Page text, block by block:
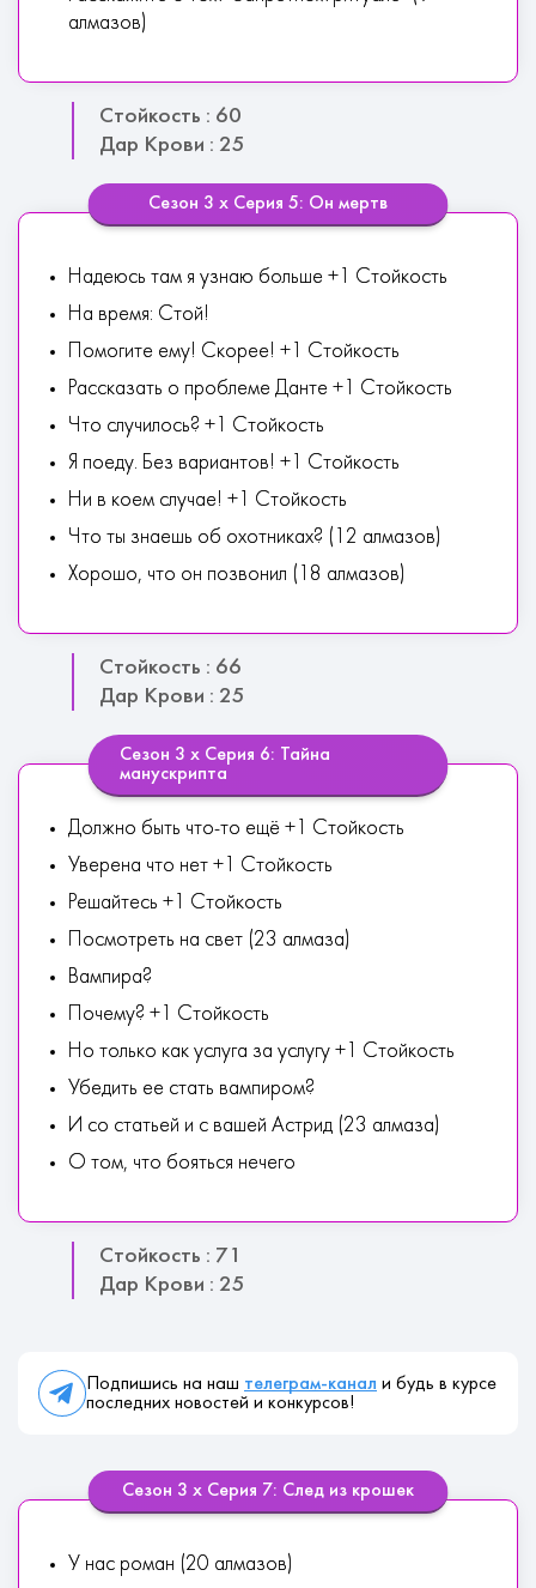
алмазов)
Стойкость : 60
Дар Крови : 25
Сезон 3 х Серия 5: Он мертв
Надеюсь там я узнаю больше +1 Стойкость
На время: Стой!
Помогите ему! Скорее! +1 Стойкость
Рассказать о проблеме Данте +1 Стойкость
Что случилось? +1 Стойкость
Я поеду. Без вариантов! +1 Стойкость
Ни в коем случае! +1 Стойкость
Что ты знаешь об охотниках? (12 алмазов)
Хорошо, что он позвонил (18 алмазов)
Стойкость : 66
Дар Крови : 25
Сезон 3 х Серия 6: Тайна
манускрипта
Должно быть что-то ещё +1 Стойкость
Уверена что нет +1 Стойкость
Решайтесь +1 Стойкость
Посмотреть на свет (23 алмаза)
Вампира?
Почему? +1 Стойкость
Но только как услуга за услугу +1 Стойкость
Убедить ее стать вампиром?
И со статьей и с вашей Астрид (23 алмаза)
О том, что бояться нечего
Стойкость : 71
Дар Крови : 25
Подпишись на наш телеграм-канал и будь в курсе
последних новостей и конкурсов!
Сезон 3 х Серия 7: След из крошек
У нас роман (20 алмазов)